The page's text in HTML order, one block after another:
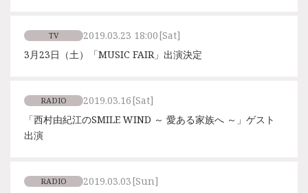
TV 2019.03.23 18:00[Sat]
3月23日（土）「MUSIC FAIR」出演決定
RADIO 2019.03.16[Sat]
「西村由紀江のSMILE WIND ～ 愛ある家族へ ～」ゲスト
出演
RADIO 2019.03.03[Sun]